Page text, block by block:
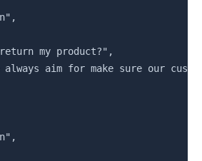
my product?",
always aim for make sure our